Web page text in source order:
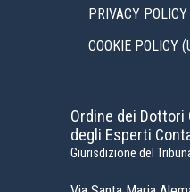
PRIVACY POLICY
COOKIE POLICY
Ordine dei
degli Esperti
Giurisdizione del